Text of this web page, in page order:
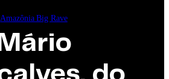
Amazônia Big Rave
Mário